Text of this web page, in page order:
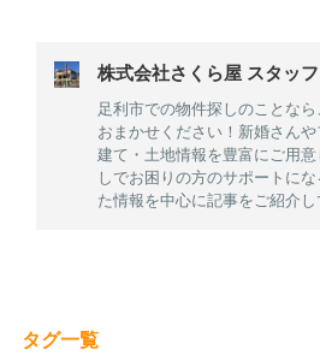
株式会社さくら屋 スタッ
足利市での物件探しのことな
おまかせください！新婚さん
建て・土地情報を豊富にご用
しでお困りの方のサポートに
た情報を中心に記事をご紹介し
タグ一覧